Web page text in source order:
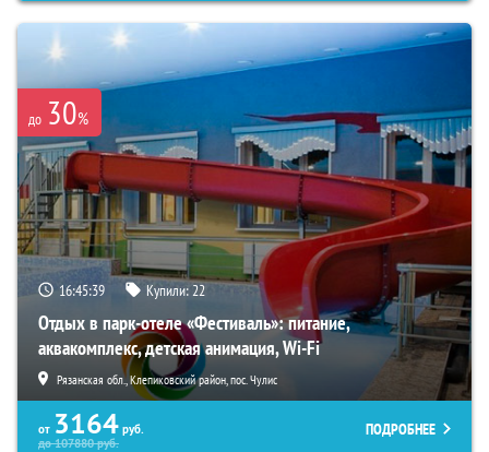
до 30%
16:45:38 Купили:22
Отдых в парк-отеле «Фестиваль»: питание,
аквакомплекс, детская анимация, Wi-Fi
Рязанская обл., Клепиковский район, пос. Чулис
от 3164 руб.
до107880руб.
ПОДРОБНЕЕ